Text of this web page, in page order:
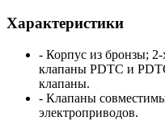
Характеристики
- Корпус из бронзы;
клапаны PDTC и
клапаны.
- Клапаны
электроприводов.